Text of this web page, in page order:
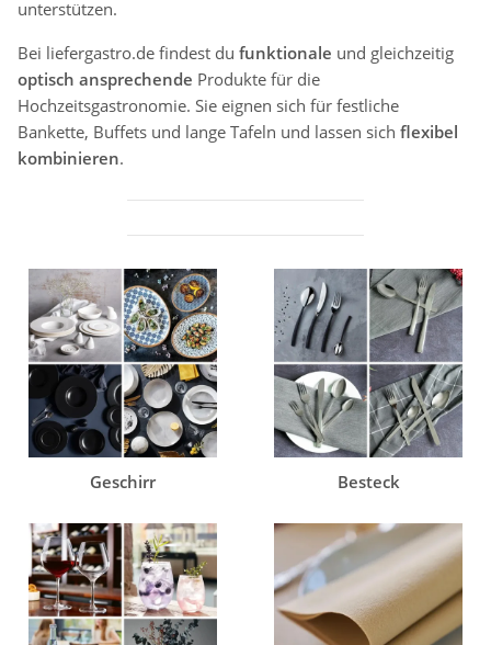
unterstützen.
Bei liefergastro.de findest du funktionale und gleichzeitig
optisch ansprechende Produkte für die
Hochzeitsgastronomie. Sie eignen sich für festliche
Bankette, Buffets und lange Tafeln und lassen sich flexibel
kombinieren.
Geschirr Besteck